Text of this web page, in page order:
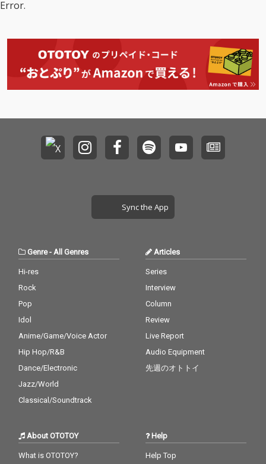
Error.
Sync the App
Genre-All Genres
Hi-res
Rock
Pop
Idol
Anime/Game/Voice Actor
Hip Hop/R&B
Dance/Electronic
Jazz/World
Classical/Soundtrack
Articles
Series
Interview
Column
Review
Live Report
Audio Equipment
先週のオトトイ
About OTOTOY
What is OTOTOY?
Help
Help Top